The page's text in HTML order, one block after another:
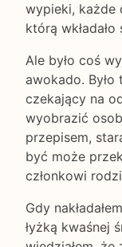
wypieki, każde
którą
Ale było coś
awokado.
czekający na
wyobrazić
przepisem,
być może
członkowi
Gdy
łyżką kwaśnej